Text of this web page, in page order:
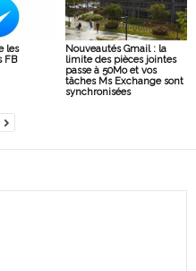
les
FB
Nouveautés Gmail : la
limite des pièces jointes
passe à 50Mo et vos
tâches Ms Exchange sont
synchronisées